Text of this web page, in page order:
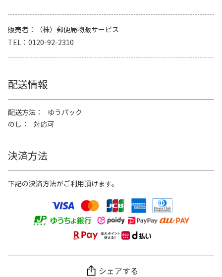
販売者
（株）郵便局物販サービス
TEL
0120-92-2310
配送情報
配送方法
ゆうパック
のし
対応可
決済方法
下記の決済方法がご利用頂けます。
シェアする